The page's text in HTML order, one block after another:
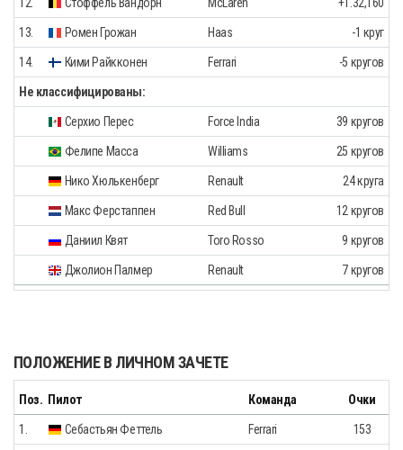
13. Ромен Грожан Haas -1 круг
14. Кими Райкконен Ferrari -5 кругов
Не классифицированы:
Серхио Перес Force India 39 кругов
Фелипе Масса Williams 25 кругов
Нико Хюлькенберг Renault 24 круга
Макс Ферстаппен Red Bull 12 кругов
Даниил Квят Toro Rosso 9 кругов
Джолион Палмер Renault 7 кругов
ПОЛОЖЕНИЕ В ЛИЧНОМ ЗАЧЕТЕ
Поз. Пилот Команда Очки
1. Себастьян Феттель Ferrari 153